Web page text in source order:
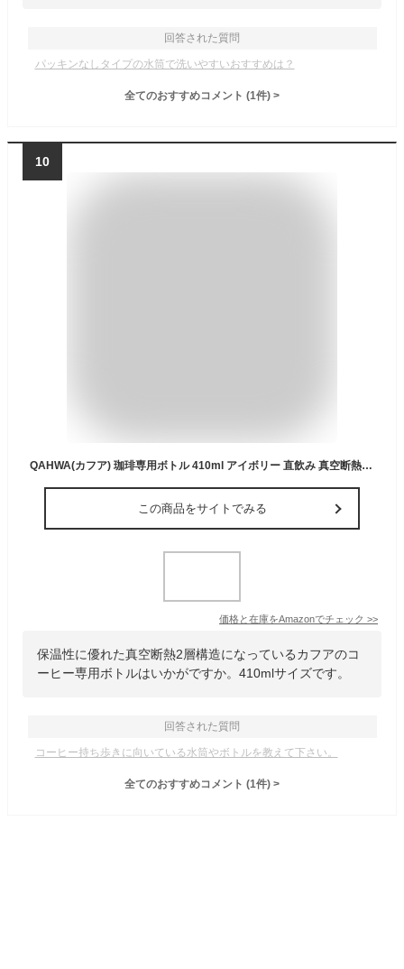
回答された質問
パッキンなしタイプの水筒で洗いやすいおすすめは？
全てのおすすめコメント (1件) >
10
QAHWA(カフア) 珈琲専用ボトル 410ml アイボリー 直飲み 真空断熱2層構造 内面テフロン加工 コーヒーの味と香りを愉しむ カフアコーヒーボトル2 シービージャパン
この商品をサイトでみる
価格と在庫をAmazonでチェック >>
保温性に優れた真空断熱2層構造になっているカフアのコ
ーヒー専用ボトルはいかがですか。410mlサイズです。
回答された質問
コーヒー持ち歩きに向いている水筒やボトルを教えて下さい。
全てのおすすめコメント (1件) >